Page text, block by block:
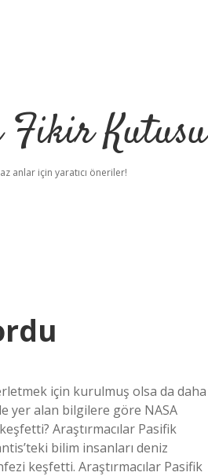
Kutusu
anlar için yaratıcı öneriler!
için kurulmuş olsa da daha
yer alan bilgilere göre NASA
Araştırmacılar Pasifik
bilim insanları deniz
keşfetti. Araştırmacılar Pasifik